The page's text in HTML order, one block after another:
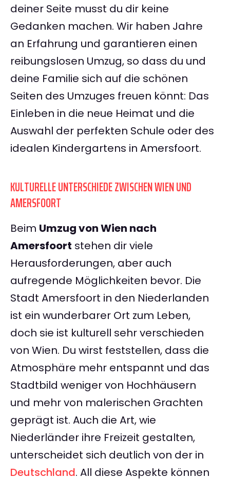
deiner Seite musst du dir keine
Gedanken machen. Wir haben Jahre
an Erfahrung und garantieren einen
reibungslosen Umzug, so dass du und
deine Familie sich auf die schönen
Seiten des Umzuges freuen könnt: Das
Einleben in die neue Heimat und die
Auswahl der perfekten Schule oder des
idealen Kindergartens in Amersfoort.
KULTURELLE UNTERSCHIEDE ZWISCHEN WIEN UND
AMERSFOORT
Beim Umzug von Wien nach
Amersfoort stehen dir viele
Herausforderungen, aber auch
aufregende Möglichkeiten bevor. Die
Stadt Amersfoort in den Niederlanden
ist ein wunderbarer Ort zum Leben,
doch sie ist kulturell sehr verschieden
von Wien. Du wirst feststellen, dass die
Atmosphäre mehr entspannt und das
Stadtbild weniger von Hochhäusern
und mehr von malerischen Grachten
geprägt ist. Auch die Art, wie
Niederländer ihre Freizeit gestalten,
unterscheidet sich deutlich von der in
Deutschland. All diese Aspekte können